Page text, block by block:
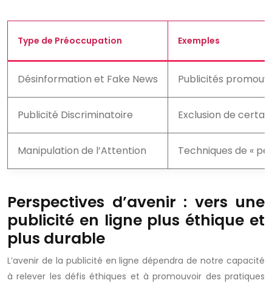
Type de Préoccupation Exemples
Désinformation et Fake News Publicités
Publicité Discriminatoire Exclusion de
Manipulation de l’Attention Techniques de «
Perspectives d’avenir : vers une
publicité en ligne plus éthique et
plus durable
L’avenir de la publicité en ligne dépendra de notre capacité
à relever les défis éthiques et à promouvoir des pratiques